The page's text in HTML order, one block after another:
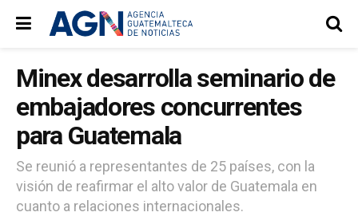
Minex desarrolla seminario de
embajadores concurrentes
para Guatemala
Se reunió a representantes de 25 países, con la
visión de reafirmar el alto valor de Guatemala en
cuanto a relaciones internacionales.